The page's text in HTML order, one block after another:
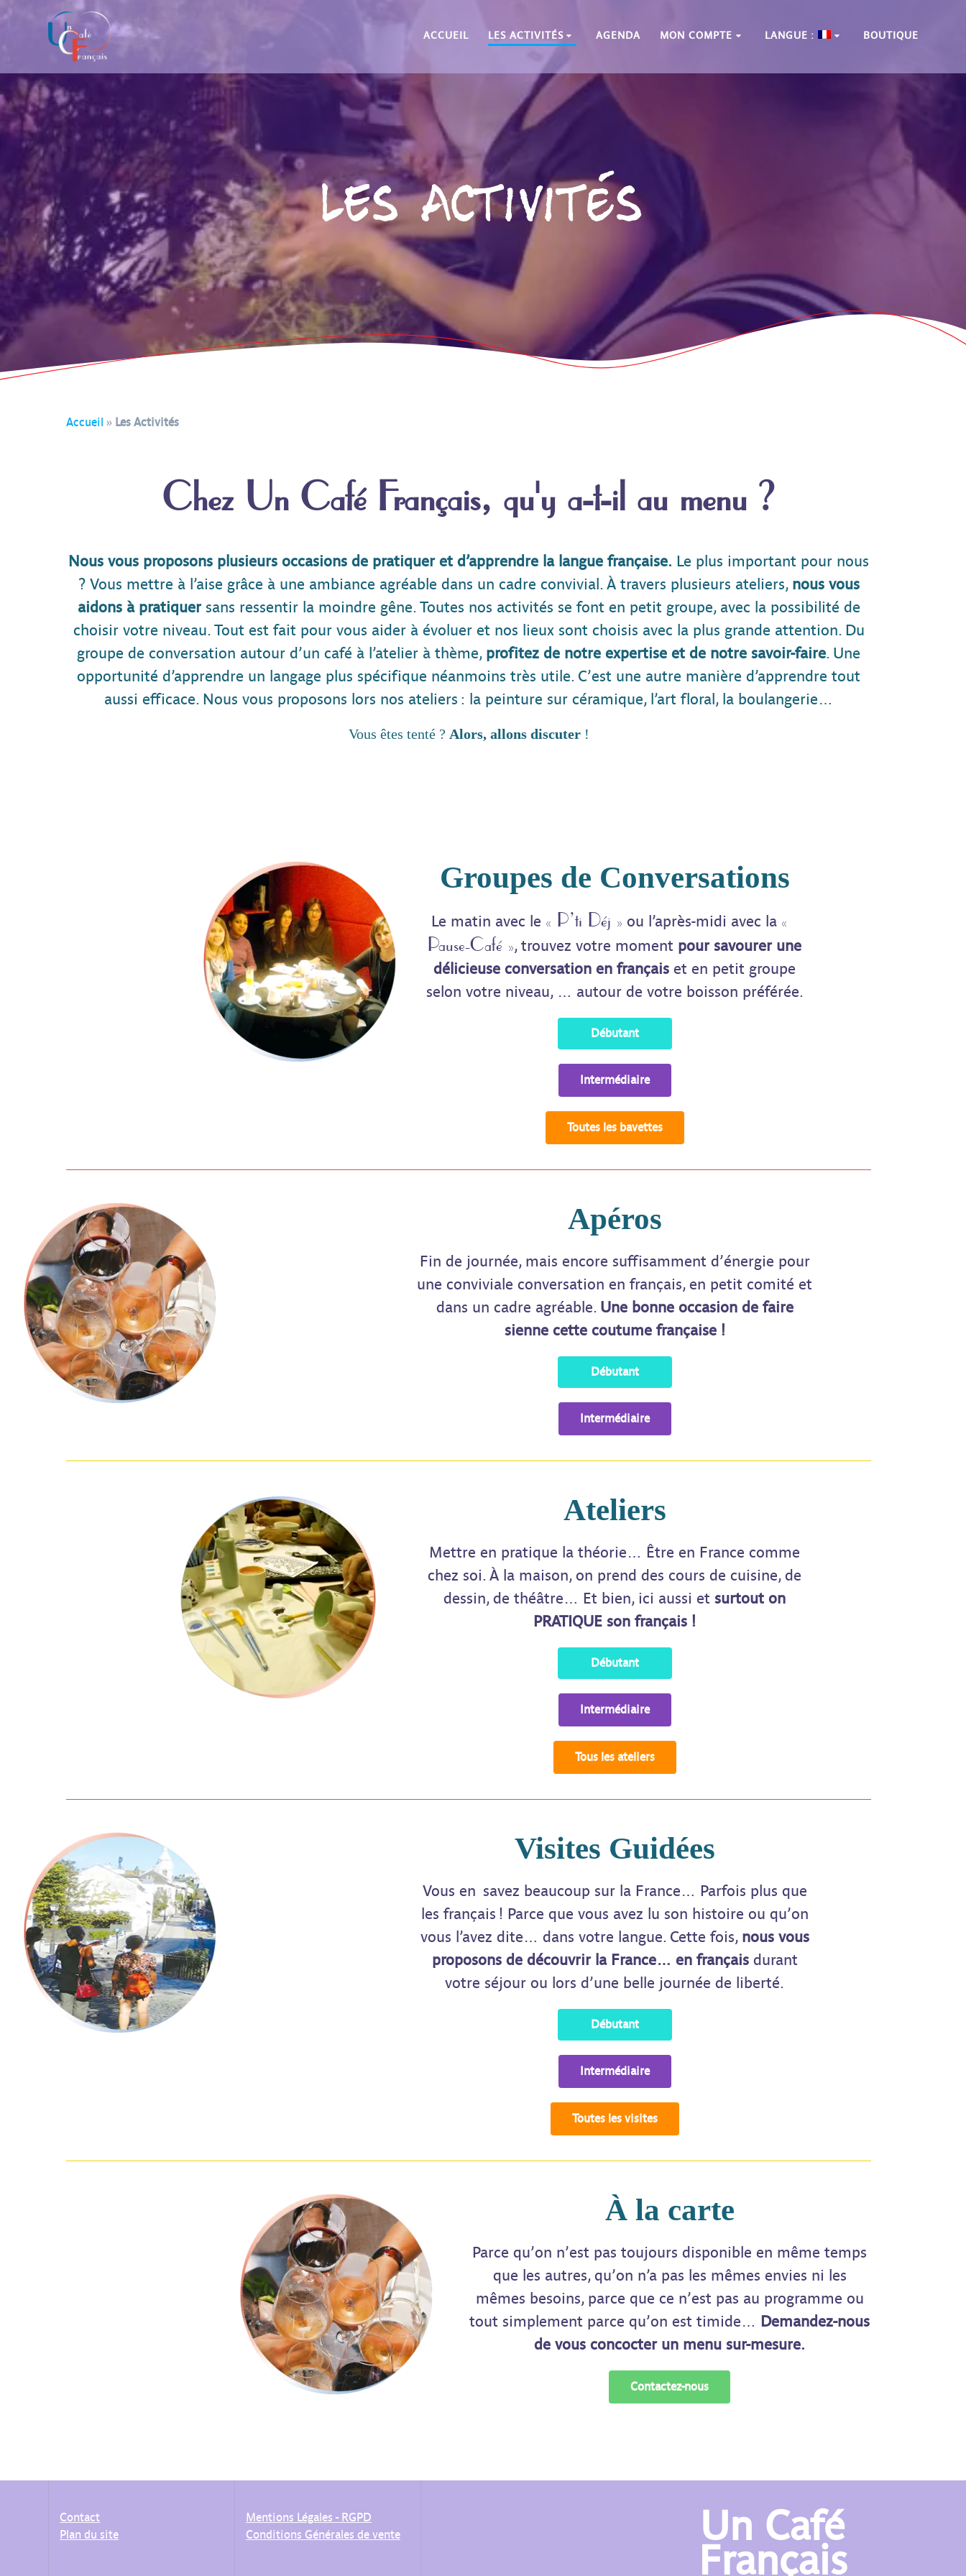
ACCUEIL LES ACTIVITÉS AGENDA MON COMPTE LANGUE : BOUTIQUE
Les Activités
Accueil » Les Activités
Chez Un Café Français, qu'y a-t-il au menu ?
Nous vous proposons plusieurs occasions de pratiquer et d’apprendre la langue française. Le plus important pour nous
? Vous mettre à l’aise grâce à une ambiance agréable dans un cadre convivial. À travers plusieurs ateliers, nous vous
aidons à pratiquersans ressentir la moindre gêne. Toutes nos activités se font en petit groupe, avec la possibilité de
choisir votre niveau. Tout est fait pour vous aider à évoluer et nos lieux sont choisis avec la plus grande attention. Du
groupe de conversation autour d’un café à l’atelier à thème, profitez de notre expertise et de notre savoir-faire. Une
opportunité d’apprendre un langage plus spécifique néanmoins très utile. C’est une autre manière d’apprendre tout
aussi efficace. Nous vous proposons lors nos ateliers : la peinture sur céramique, l’art floral, la boulangerie…
Vous êtes tenté ? Alors, allons discuter!
Groupes de Conversations
Le matin avec le « P’ti Déj » ou l’après-midi avec la «
Pause-Café », trouvez votre moment pour savourer une
délicieuse conversation en français et en petit groupe
selon votre niveau, … autour de votre boisson préférée.
Débutant
Intermédiaire
Toutes les bavettes
Apéros
Fin de journée, mais encore suffisamment d’énergie pour
une conviviale conversation en français, en petit comité et
dans un cadre agréable. Une bonne occasion de faire
sienne cette coutume française !
Débutant
Intermédiaire
Ateliers
Mettre en pratique la théorie… Être en France comme
chez soi. À la maison, on prend des cours de cuisine, de
dessin, de théâtre… Et bien, ici aussi et surtout on
PRATIQUE son français !
Débutant
Intermédiaire
Tous les ateliers
Visites Guidées
Vous en savez beaucoup sur la France… Parfois plus que
les français ! Parce que vous avez lu son histoire ou qu’on
vous l’avez dite… dans votre langue. Cette fois, nous vous
proposons de découvrir la France… en françaisdurant
votre séjour ou lors d’une belle journée de liberté.
Débutant
Intermédiaire
Toutes les visites
À la carte
Parce qu’on n’est pas toujours disponible en même temps
que les autres, qu’on n’a pas les mêmes envies ni les
mêmes besoins, parce que ce n’est pas au programme ou
tout simplement parce qu’on est timide… Demandez-nous
de vous concocter un menu sur-mesure.
Contactez-nous
Contact
Plan du site
Mentions Légales - RGPD
Conditions Générales de vente
Un Café
Français